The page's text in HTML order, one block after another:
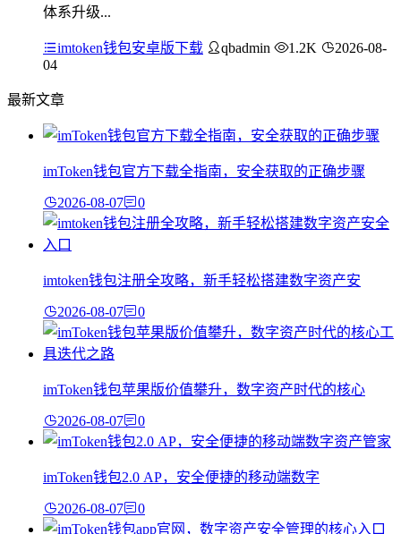
体系升级...
imtoken钱包安卓版下载 qbadmin 1.2K
2026-08-
04
最新文章
imToken钱包官方下载全指南，安全获取的正确步骤
2026-08-07 0
imtoken钱包注册全攻略，新手轻松搭建数字资产安
2026-08-07 0
imToken钱包苹果版价值攀升，数字资产时代的核心
2026-08-07 0
imToken钱包2.0 AP，安全便捷的移动端数字
2026-08-07 0